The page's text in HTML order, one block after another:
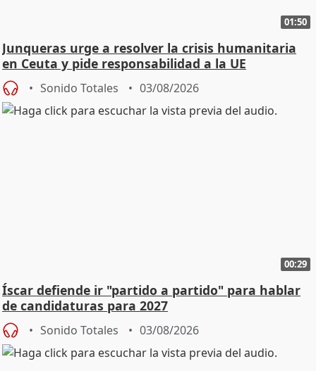
01:50
Junqueras urge a resolver la crisis humanitaria
en Ceuta y pide responsabilidad a la UE
Sonido Totales 03/08/2026
00:29
Íscar defiende ir "partido a partido" para hablar
de candidaturas para 2027
Sonido Totales 03/08/2026